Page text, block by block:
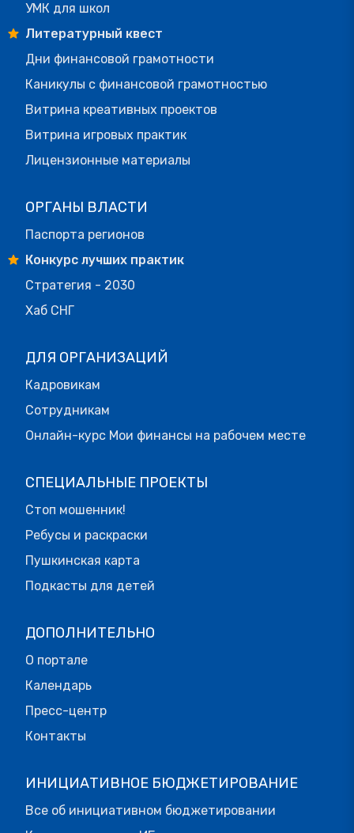
УМК для школ
Литературный квест
Дни финансовой грамотности
Каникулы с финансовой грамотностью
Витрина креативных проектов
Витрина игровых практик
Лицензионные материалы
ОРГАНЫ ВЛАСТИ
Паспорта регионов
Конкурс лучших практик
Стратегия - 2030
Хаб СНГ
ДЛЯ ОРГАНИЗАЦИЙ
Кадровикам
Сотрудникам
Онлайн-курс Мои финансы на рабочем месте
СПЕЦИАЛЬНЫЕ ПРОЕКТЫ
Стоп мошенник!
Ребусы и раскраски
Пушкинская карта
Подкасты для детей
ДОПОЛНИТЕЛЬНО
О портале
Календарь
Пресс-центр
Контакты
ИНИЦИАТИВНОЕ БЮДЖЕТИРОВАНИЕ
Все об инициативном бюджетировании